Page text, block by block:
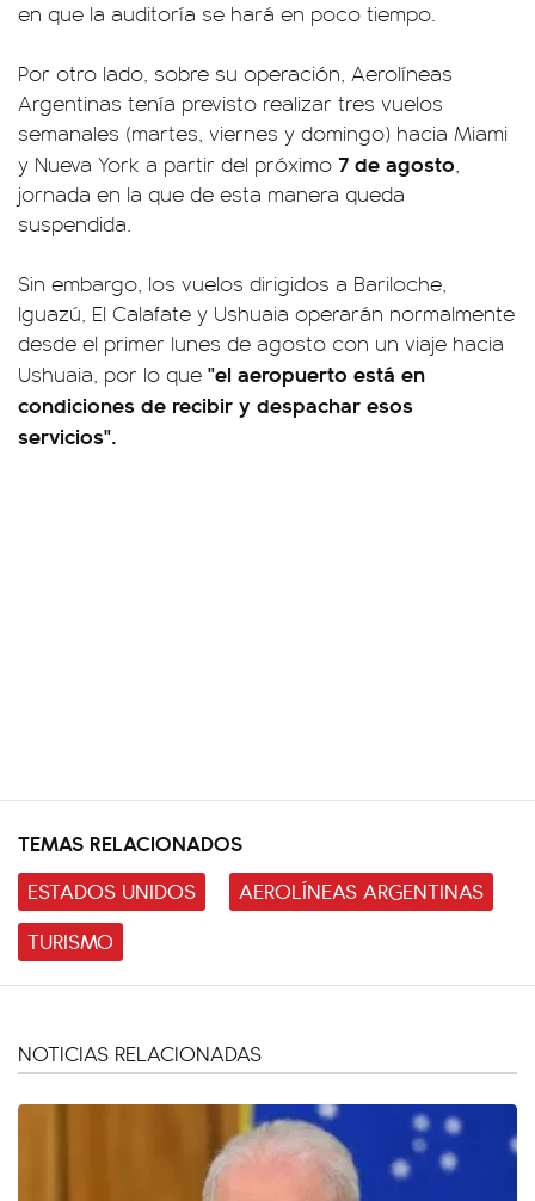
en que la auditoría se hará en poco tiempo.
Por otro lado, sobre su operación, Aerolíneas
Argentinas tenía previsto realizar tres vuelos
semanales (martes, viernes y domingo) hacia Miami
y Nueva York a partir del próximo 7 de agosto,
jornada en la que de esta manera queda
suspendida.
Sin embargo, los vuelos dirigidos a Bariloche,
Iguazú, El Calafate y Ushuaia operarán normalmente
desde el primer lunes de agosto con un viaje hacia
Ushuaia, por lo que "el aeropuerto está en
condiciones de recibir y despachar esos
servicios".
TEMAS RELACIONADOS
ESTADOS UNIDOS
AEROLÍNEAS ARGENTINAS
TURISMO
NOTICIAS RELACIONADAS